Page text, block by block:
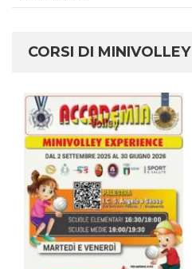
CORSI DI MINIVOLLEY